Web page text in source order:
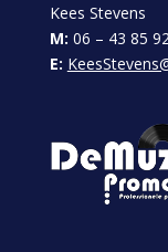
Kees Stevens
M: 06 – 43 85
E: